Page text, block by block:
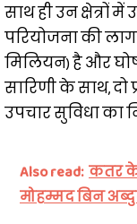
साथ ही उन क्षेत्रों
परियोजना की
मिलियन) है और
सारिणी के साथ,
उपचार सुविधा का
Also read: कतर के
मोहम्मद बिन